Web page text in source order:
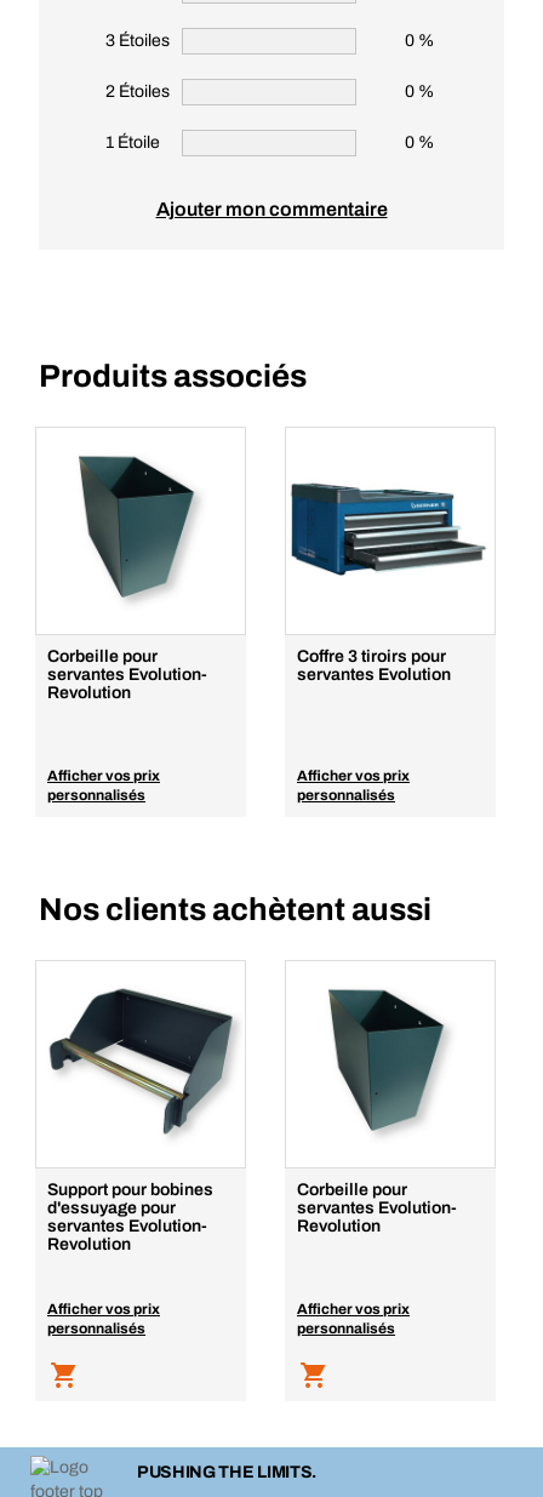
3 Étoiles 0 %
2 Étoiles 0 %
1 Étoile 0 %
Ajouter mon commentaire
Produits associés
Corbeille pour
servantes Evolution-
Revolution
Afficher vos prix
personnalisés
Coffre 3 tiroirs pour
servantes Evolution
Afficher vos prix
personnalisés
Nos clients achètent aussi
Support pour bobines
d'essuyage pour
servantes Evolution-
Revolution
Afficher vos prix
personnalisés
Corbeille pour
servantes Evolution-
Revolution
Afficher vos prix
personnalisés
PUSHING THE LIMITS.